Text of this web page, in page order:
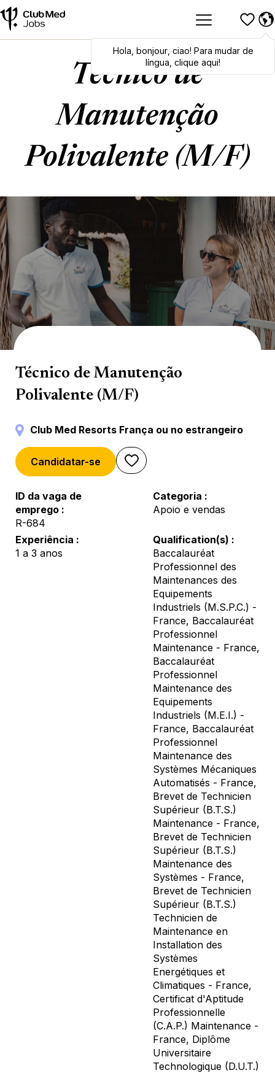
Hola,bonjour,ciao! To switch
languages, click here!
Hola bonjour, ciao! Para mudar de
língua, clique aqui!
Técnico de
Manutenção
Polivalente (M/F)
Manutenção
Técnico de Manutenção
Polivalente (M/F)
Club Med Resorts França ou no estrangeiro
Candidatar-se
ID da vaga de
emprego
R-684
Categoria
Apoio e vendas
Experiência
1 a 3 anos
Qualification(s)
Baccalauréat
Professionnel des
Maintenances des
Equipements
Industriels (M.S.P.C.) -
France, Baccalauréat
Professionnel
Maintenance - France,
Baccalauréat
Professionnel
Maintenance des
Equipements
Industriels (M.E.I.) -
France, Baccalauréat
Professionnel
Maintenance des
Systèmes Mécaniques
Automatisés - France,
Brevet de Technicien
Supérieur (B.T.S.)
Maintenance - France,
Brevet de Technicien
Supérieur (B.T.S.)
Maintenance des
Systèmes - France,
Brevet de Technicien
Supérieur (B.T.S.)
Technicien de
Maintenance en
Installation des
Systèmes
Energétiques et
Climatiques - France,
Certificat d'Aptitude
Professionnelle
(C.A.P.) Maintenance -
France, Diplôme
Universitaire
Technologique (D.U.T.)